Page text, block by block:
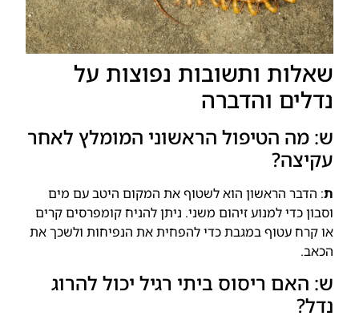
שאלות ותשובות נפוצות על
נדלים והדברה
ש: מה הטיפול הראשוני המומלץ לאחר
עקיצה?
ת: הדבר הראשון הוא לשטוף את המקום היטב עם מים
וסבון כדי למנוע זיהום משני. ניתן להניח קומפרסים קרים
או קרח עטוף במגבת כדי להפחית את הנפיחות ולשכך את
הכאב.
ש: האם ריסוס ביתי רגיל יכול להרוג
נדל?